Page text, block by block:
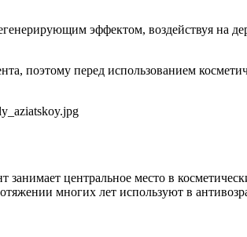
эффектом, воздействуя на
поэтому перед использованием
центральное место в
многих лет используют в